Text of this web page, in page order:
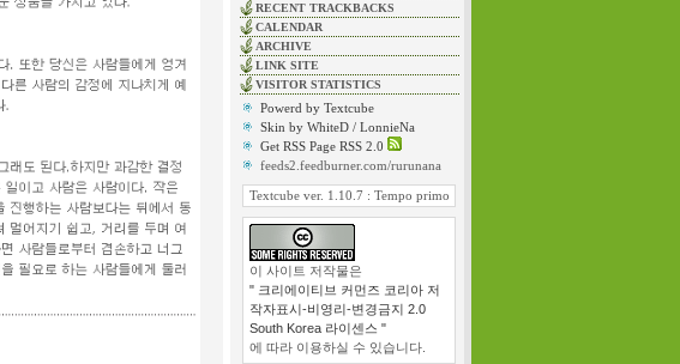
RECENT TRACKBACKS
CALENDAR
ARCHIVE
LINK SITE
VISITOR STATISTICS
Powerd by Textcube
Skin by WhiteD / LonnieNa
Get RSS Page RSS 2.0
feeds2.feedburner.com/rurunana
Textcube ver. 1.10.7 : Tempo primo
이 사이트 저작물은
" 크리에이티브 커먼즈 코리아 저
작자표시-비영리-변경금지 2.0
South Korea 라이센스 "
에 따라 이용하실 수 있습니다.